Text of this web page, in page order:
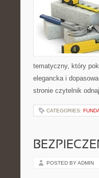
tematyczny, który
elegancka i
stronie czytelnik
CATEGORIES:
POSTED BY ADMIN